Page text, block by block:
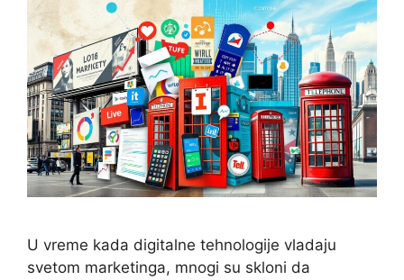
U vreme kada digitalne tehnologije vladaju
svetom marketinga, mnogi su skloni da